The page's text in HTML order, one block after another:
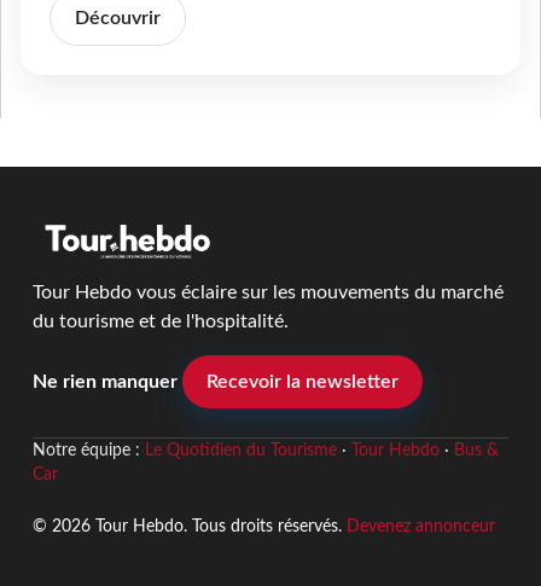
Découvrir
Tour Hebdo vous éclaire sur les mouvements du marché
du tourisme et de l'hospitalité.
Ne rien manquer Recevoir la newsletter
Notre équipe : Le Quotidien du Tourisme· Tour Hebdo· Bus &
Car
© 2026 Tour Hebdo. Tous droits réservés. Devenez annonceur